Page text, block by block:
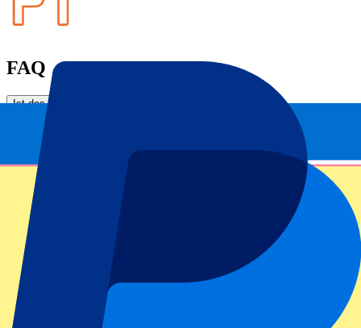
FAQ
Ist das Datum der Spiele bestätigt?
Kann ich mir meinen Platz aussuchen?
Bietet ihr nur Karten für den Heimbereich an?
Haben Sie weitere Fragen?
Footer menu
Top-Klubs